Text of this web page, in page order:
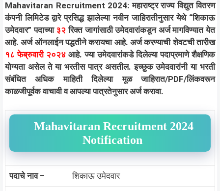
Mahavitaran Recruitment 2024: महाराष्ट्र राज्य विद्युत वितरण
कंपनी लिमिटेड द्वारे प्रसिद्ध झालेल्या नवीन जाहिरातीनुसार येथे “शिकाऊ
उमेदवार” पदाच्या ३२रिक्त जागांसाठी उमेदवारांकडून अर्ज मागविण्यात येत
आहे. अर्ज ऑनलाईन पद्धतीने करायचा आहे. अर्ज करण्याची शेवटची तारीख
१८ फेब्रुवारी २०२४ आहे. ज्या उमेदवारांकडे दिलेल्या पदाप्रमाणे शैक्षणिक
योग्यता असेल ते या भरतीस पात्र असतील. इच्छुक उमेदवारांनी या भरती
संबंधित अधिक माहिती दिलेल्या मूळ जाहिरात/PDF/लिंकवरून
काळजीपूर्वक वाचावी व आपल्या पात्रतेनुसार अर्ज करावा.
Mahavitaran Recruitment 2024
Notification
पदाचे नाव– शिकाऊ उमेदवार